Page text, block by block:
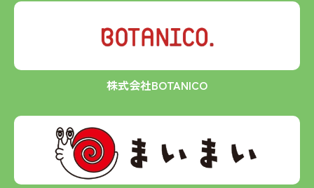
株式会社BOTANICO